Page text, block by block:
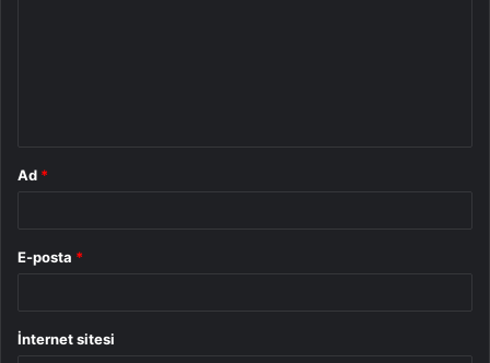
Ad *
E-posta *
İnternet sitesi